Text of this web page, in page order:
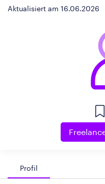
Aktualisiert am 16.06.2026
Profil